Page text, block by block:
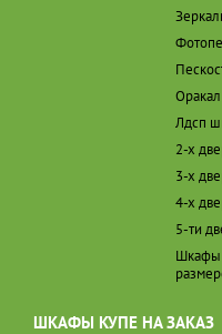
Лдсп
2-х
3-х
4-х
5-ти
Шкафы
ШКАФЫ КУПЕ НА ЗАКАЗ